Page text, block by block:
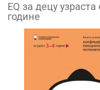
ЕQ за децу
године